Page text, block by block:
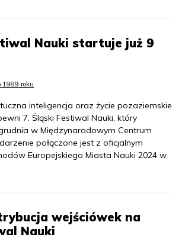
Nauki startuje już 9
1989 roku
inteligencja oraz życie pozaziemskie
7. Śląski Festiwal Nauki, który
w Międzynarodowym Centrum
połączone jest z oficjalnym
Europejskiego Miasta Nauki 2024 w
wejściówek na
Nauki